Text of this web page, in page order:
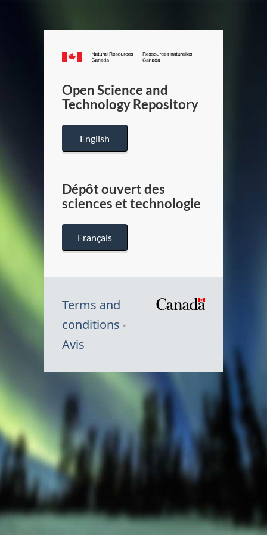
Canada.ca
/
Canada
Open Science and
Technology Repository
English
Dépôt ouvert des
sciences et technologie
Français
Terms and
conditions
Avis
Canada